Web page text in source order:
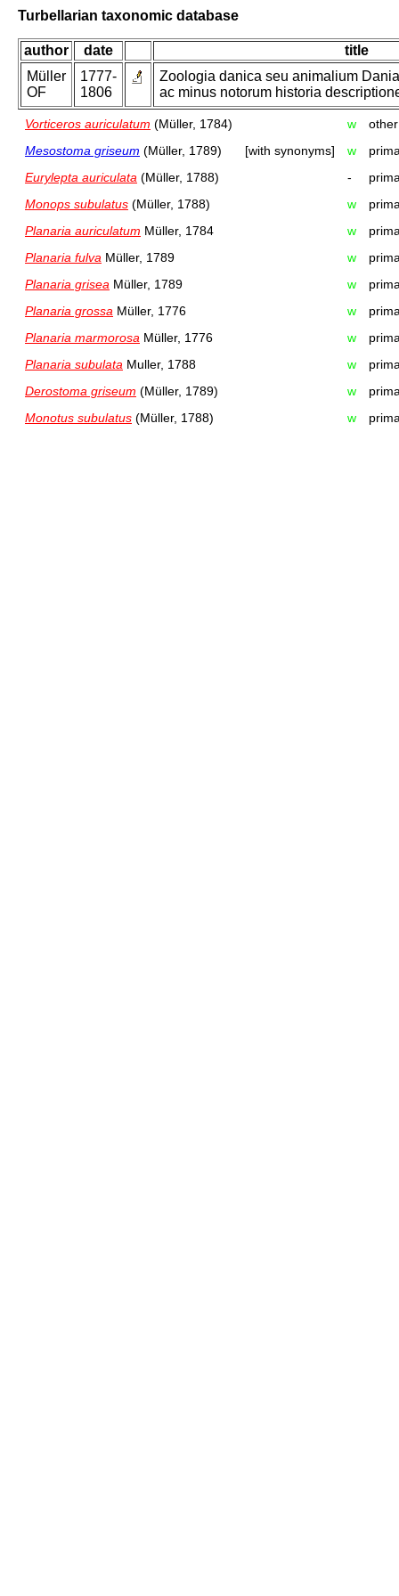
Turbellarian taxonomic database
author date
title
Müller
OF
1777-
1806
Zoologia danica seu animalium
ac minus notorum historia
Vorticeros auriculatum (Müller, 1784) w
Mesostoma griseum (Müller, 1789) [with synonyms] w
Eurylepta auriculata (Müller, 1788) -
Monops subulatus (Müller, 1788) w
Planaria auriculatum Müller, 1784 w
Planaria fulva Müller, 1789 w
Planaria grisea Müller, 1789 w
Planaria grossa Müller, 1776 w
Planaria marmorosa Müller, 1776 w
Planaria subulata Muller, 1788 w
Derostoma griseum (Müller, 1789) w
Monotus subulatus (Müller, 1788) w